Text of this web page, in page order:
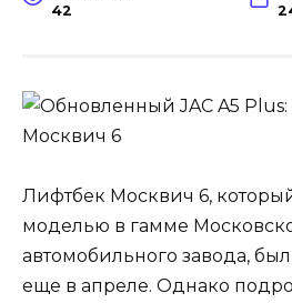
42
Лифтбек Москвич 6,
моделью в гамме
автомобильного завода,
еще в апреле. Однако